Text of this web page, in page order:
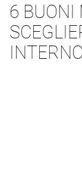
6 BUONI